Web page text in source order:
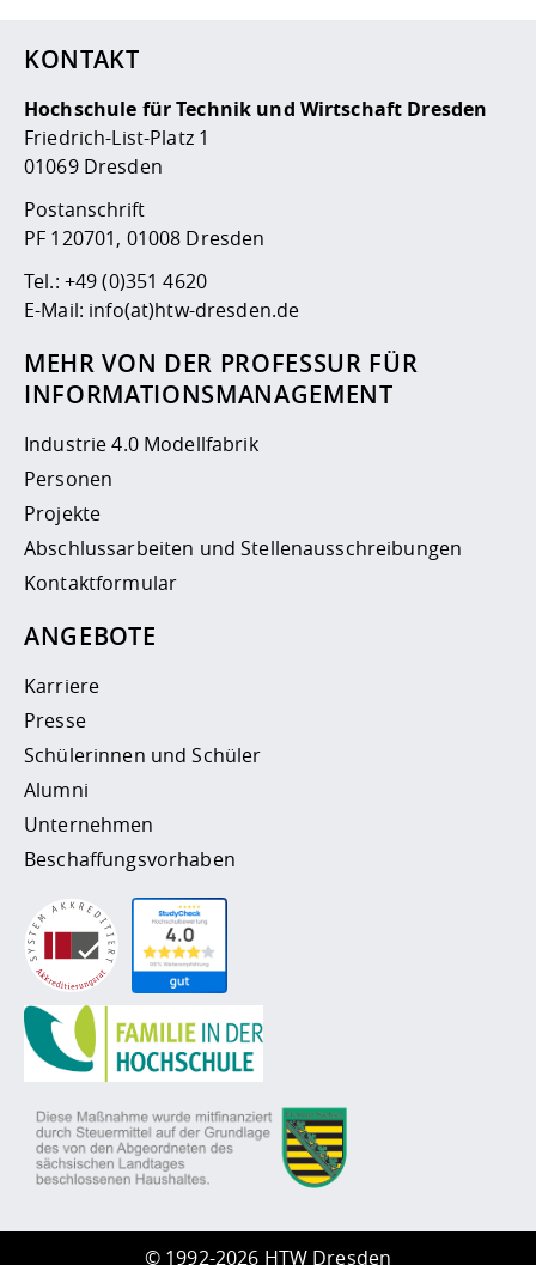
KONTAKT
Hochschule für Technik und Wirtschaft Dresden
Friedrich-List-Platz 1
01069 Dresden
Postanschrift
PF 120701, 01008 Dresden
Tel.: +49 (0)351 4620
E-Mail: info(at)htw-dresden.de
MEHR VON DER PROFESSUR FÜR
INFORMATIONSMANAGEMENT
Industrie 4.0 Modellfabrik
Personen
Projekte
Abschlussarbeiten und Stellenausschreibungen
Kontaktformular
ANGEBOTE
Karriere
Presse
Schülerinnen und Schüler
Alumni
Unternehmen
Beschaffungsvorhaben
© 1992-2026 HTW Dresden